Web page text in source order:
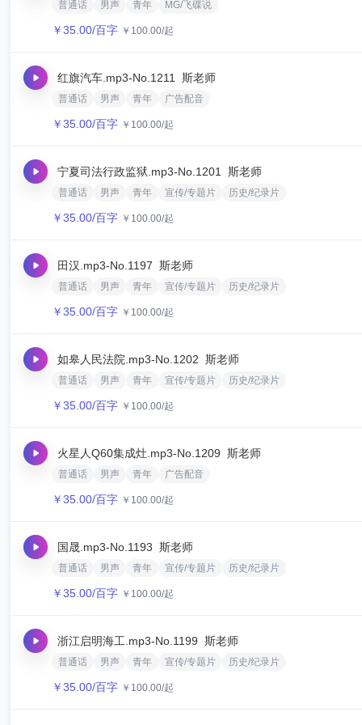
普通话 男声 青年 MG/飞碟说
￥35.00/百字 ￥ 100.00/起
红旗汽车.mp3-No.1211 斯老师
普通话 男声 青年 广告配音
￥35.00/百字 ￥ 100.00/起
宁夏司法行政监狱.mp3-No.1201 斯老师
普通话 男声 青年 宣传/专题片 历史/纪录片
￥35.00/百字 ￥ 100.00/起
田汉.mp3-No.1197 斯老师
普通话 男声 青年 宣传/专题片 历史/纪录片
￥35.00/百字 ￥ 100.00/起
如皋人民法院.mp3-No.1202 斯老师
普通话 男声 青年 宣传/专题片 历史/纪录片
￥35.00/百字 ￥ 100.00/起
火星人Q60集成灶.mp3-No.1209 斯老师
普通话 男声 青年 广告配音
￥35.00/百字 ￥ 100.00/起
国晟.mp3-No.1193 斯老师
普通话 男声 青年 宣传/专题片 历史/纪录片
￥35.00/百字 ￥ 100.00/起
浙江启明海工.mp3-No.1199 斯老师
普通话 男声 青年 宣传/专题片 历史/纪录片
￥35.00/百字 ￥ 100.00/起